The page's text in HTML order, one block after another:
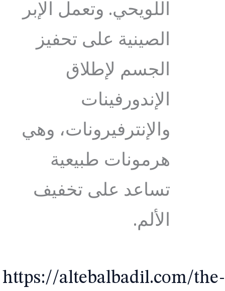
اللويحي. وتعمل الإبر
الصينية على تحفيز
الجسم لإطلاق
الإندورفينات
والإنترفيرونات، وهي
هرمونات طبيعية
تساعد على تخفيف
الألم.
https://altebalbadil.com/the-